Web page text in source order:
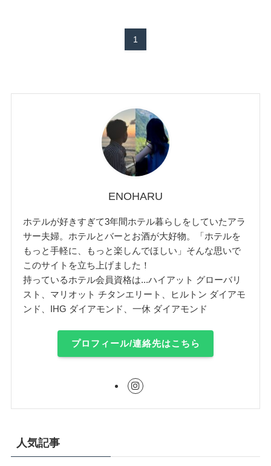
1
ENOHARU
ホテルが好きすぎて3年間ホテル暮らしをしていたアラ
サー夫婦。ホテルとバーとお酒が大好物。「ホテルを
もっと手軽に、もっと楽しんでほしい」そんな思いで
このサイトを立ち上げました！
持っているホテル会員資格は...ハイアット グローバリ
スト、マリオット チタンエリート、ヒルトン ダイアモ
ンド、IHG ダイアモンド、一休 ダイアモンド
プロフィール/連絡先はこちら
人気記事